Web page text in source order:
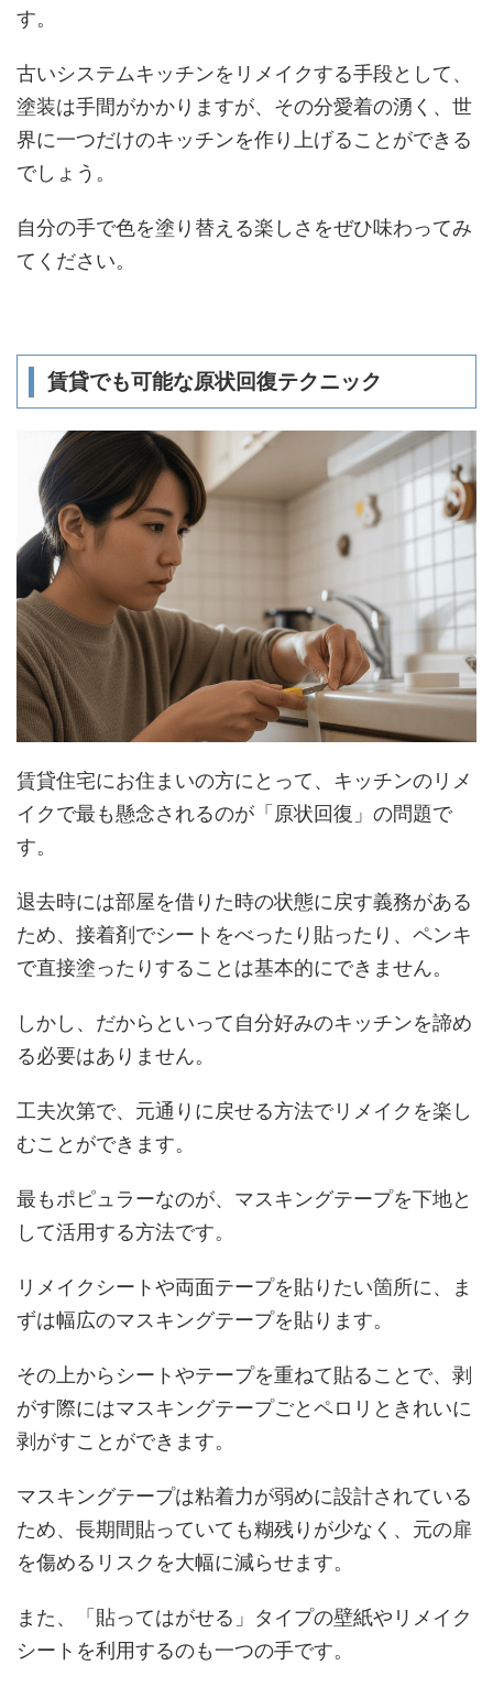
す。
古いシステムキッチンをリメイクする手段として、
塗装は手間がかかりますが、その分愛着の湧く、世
界に一つだけのキッチンを作り上げることができる
でしょう。
自分の手で色を塗り替える楽しさをぜひ味わってみ
てください。
賃貸でも可能な原状回復テクニック
賃貸住宅にお住まいの方にとって、キッチンのリメ
イクで最も懸念されるのが「原状回復」の問題で
す。
退去時には部屋を借りた時の状態に戻す義務がある
ため、接着剤でシートをべったり貼ったり、ペンキ
で直接塗ったりすることは基本的にできません。
しかし、だからといって自分好みのキッチンを諦め
る必要はありません。
工夫次第で、元通りに戻せる方法でリメイクを楽し
むことができます。
最もポピュラーなのが、マスキングテープを下地と
して活用する方法です。
リメイクシートや両面テープを貼りたい箇所に、ま
ずは幅広のマスキングテープを貼ります。
その上からシートやテープを重ねて貼ることで、剥
がす際にはマスキングテープごとペロリときれいに
剥がすことができます。
マスキングテープは粘着力が弱めに設計されている
ため、長期間貼っていても糊残りが少なく、元の扉
を傷めるリスクを大幅に減らせます。
また、「貼ってはがせる」タイプの壁紙やリメイク
シートを利用するのも一つの手です。